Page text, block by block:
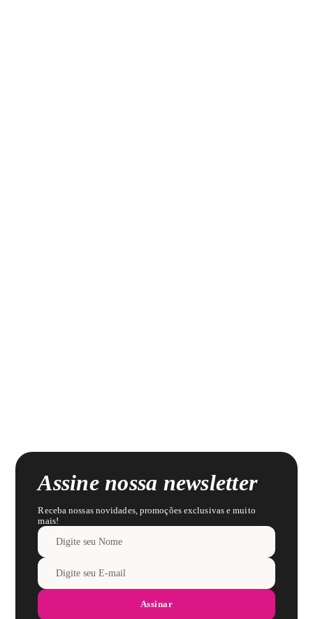
Assine nossa newsletter
Receba nossas novidades, promoções exclusivas e muito
mais!
Assinar